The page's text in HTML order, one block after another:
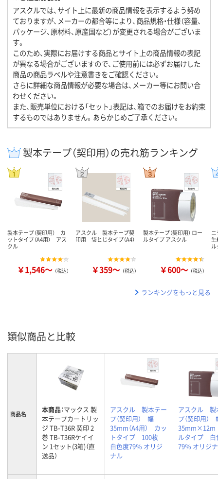
アスクルでは、サイト上に最新の商品情報を表示するよう努め
ておりますが、メーカーの都合等により、商品規格・仕様（容量、
パッケージ、原材料、原産国など）が変更される場合がございま
す。
このため、実際にお届けする商品とサイト上の商品情報の表記
が異なる場合がございますので、ご使用前には必ずお届けした
商品の商品ラベルや注意書きをご確認ください。
さらに詳細な商品情報が必要な場合は、メーカー等にお問い合
わせください。
また、販売単位における「セット」表記は、箱でのお届けをお約束
するものではありません。あらかじめご了承ください。
製本テープ（契印用）の売れ筋ランキング
製本テープ（契印用） カ
ットタイプ（A4用） アス
クル
￥1,546～ （税込）
アスクル 製本テープ契
印用 袋とじタイプ（A4）
￥359～ （税込）
製本テープ（契印用） ロー
ルタイプ アスクル
￥600～ （税込）
生
ランキングをもっと見る
類似商品と比較
商品名 本商品：マックス 製
本テープカートリッ
ジ TB-T36R 契印 2
巻 TB-T36Rケイイ
ン 1セット(3箱)（直
送品）
アスクル 製本テー
プ（契印用） 幅
35mm（A4用） カッ
トタイプ 100枚
白色度79％ オリジ
ナル
アスクル 製
プ（契印用）
ルタイプ 白
79％ オリジ